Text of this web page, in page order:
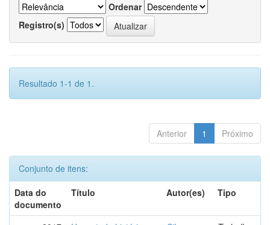
Ordenar
Registro(s)
Resultado 1-1 de 1.
Anterior 1 Próximo
Conjunto de itens:
Data do
documento
Título Autor(es) Tipo